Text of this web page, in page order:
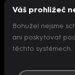
Váš prohlížeč
Bohužel nejsme
ani poskytovat
těchto systémech.